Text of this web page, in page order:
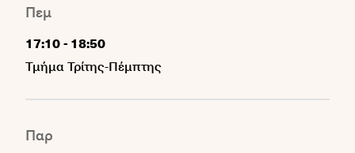
Πεμ
17:10- 18:50
Τμήμα Τρίτης-Πέμπτης
Παρ